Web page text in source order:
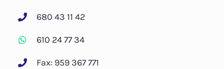
680 43 11 42
610 24 77 34
Fax: 959 367 771